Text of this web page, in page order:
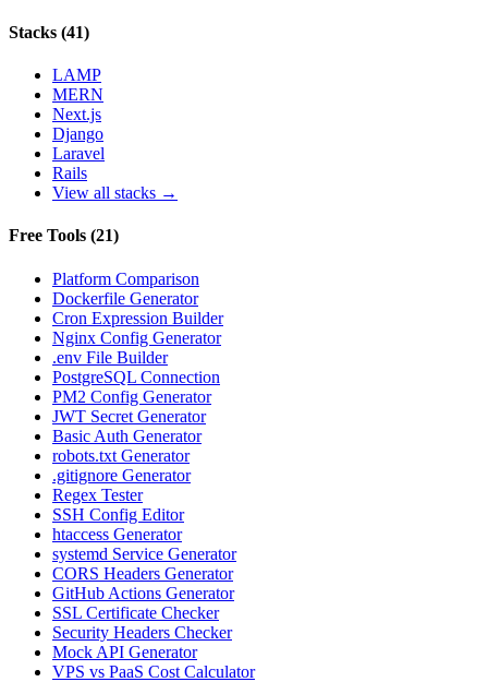
Stacks (41)
LAMP
MERN
Next.js
Django
Laravel
Rails
View all stacks →
Free Tools (21)
Platform Comparison
Dockerfile Generator
Cron Expression Builder
Nginx Config Generator
.env File Builder
PostgreSQL Connection
PM2 Config Generator
JWT Secret Generator
Basic Auth Generator
robots.txt Generator
.gitignore Generator
Regex Tester
SSH Config Editor
htaccess Generator
systemd Service Generator
CORS Headers Generator
GitHub Actions Generator
SSL Certificate Checker
Security Headers Checker
Mock API Generator
VPS vs PaaS Cost Calculator